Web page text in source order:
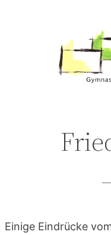
Einige Eindrücke